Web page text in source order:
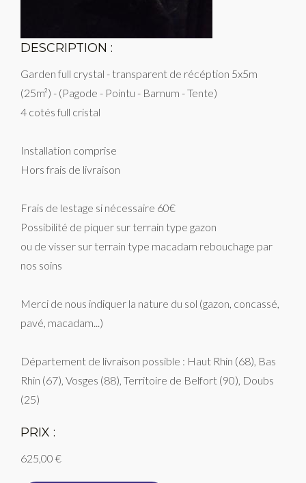
DESCRIPTION :
Garden full crystal - transparent de récéption 5x5m
(25m²) - (Pagode - Pointu - Barnum - Tente)
4 cotés full cristal
Installation comprise
Hors frais de livraison
Frais de lestage si nécessaire 60€
Possibilité de piquer sur terrain type gazon
ou de visser sur terrain type macadam rebouchage par
nos soins
Merci de nous indiquer la nature du sol (gazon, concassé,
pavé, macadam...)
Département de livraison possible : Haut Rhin (68), Bas
Rhin (67), Vosges (88), Territoire de Belfort (90), Doubs
(25)
PRIX :
625,00 €